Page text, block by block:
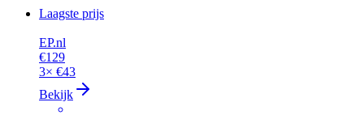
Laagste prijs
EP.nl
€129
3× €43
Bekijk